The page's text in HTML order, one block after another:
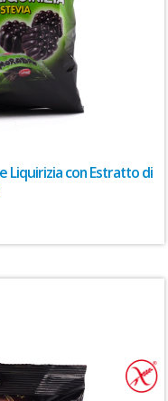
Liquirizia con Estratto di